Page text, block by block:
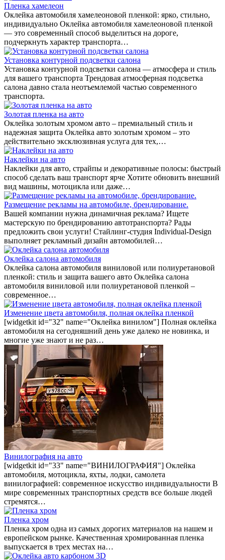
Пленка хамелеон
Оклейка автомобиля хамелеоновой пленкой: ярко, стильно,
индивидуально Оклейка автомобиля хамелеоновой пленкой
— это современный способ выделиться на дороге,
подчеркнуть характер транспорта…
Установка контурной подсветки салона
Установка контурной подсветки салона — атмосфера и стиль
для вашего транспорта Трендовая атмосферная подсветка
салона давно стала неотъемлемой частью современного
транспорта.
Золотая пленка на авто
Оклейка золотым хромом авто – премиальный стиль и
надежная защита Оклейка авто золотым хромом – это
действительно эксклюзивная услуга для тех,…
Наклейки на авто
Наклейки для авто, страйпы и декоративные полосы: быстрый
способ сделать ваш транспорт ярче Хотите обновить внешний
вид машины, мотоцикла или даже…
Размещение рекламы на автомобиле, брендирование.
Вашей компании нужна динамичная реклама? Ищете
мастерскую по брендированию автотранспорта? Рады
предложить свои услуги! Стайлинг-студия Individual-Design
выполняет рекламный дизайн автомобилей…
Оклейка салона автомобиля
Оклейка салона автомобиля виниловой или полиуретановой
пленкой: стиль и защита вашего авто Оклейка салона
автомобиля виниловой или полиуретановой пленкой –
современное…
Изменение цвета автомобиля, полная оклейка пленкой
[widgetkit id="32" name="Оклейка винилом"] Полная оклейка
автомобиля на сегодняшний день уже далеко не новинка, и
многие уже знают и не раз…
Винилография на авто
[widgetkit id="33" name="ВИНИЛОГРАФИЯ"] Оклейка
автомобиля, мотоцикла, яхты, лодки, самолета
винилографией: современное искусство индивидуальности В
мире современных транспортных средств все больше людей
стремятся…
Пленка хром
Пленка хром одна из самых дорогих материалов на нашем и
европейском рынке. Качественная хромированная пленка
выпускается в трех местах на…